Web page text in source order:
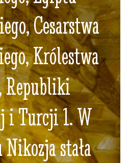
Cesarstwa
Królestwa
Republiki
i Turcji 1. W
stała